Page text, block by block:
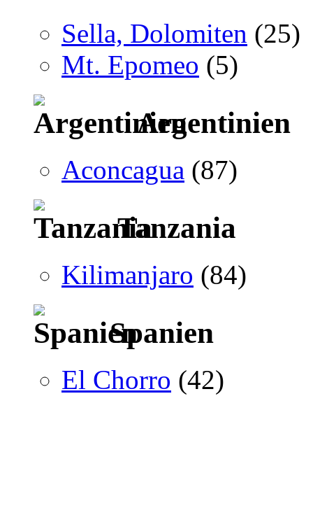
Sella, Dolomiten (25)
Mt. Epomeo (5)
Argentinien
Aconcagua (87)
Tanzania
Kilimanjaro (84)
Spanien
El Chorro (42)